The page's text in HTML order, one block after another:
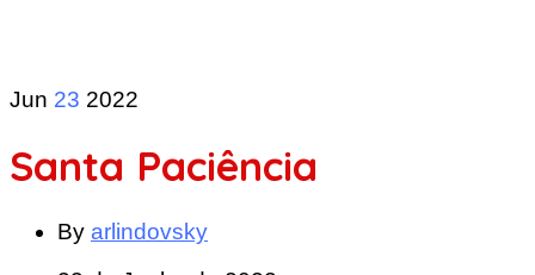
Jun 23 2022
Santa Paciência
By arlindovsky